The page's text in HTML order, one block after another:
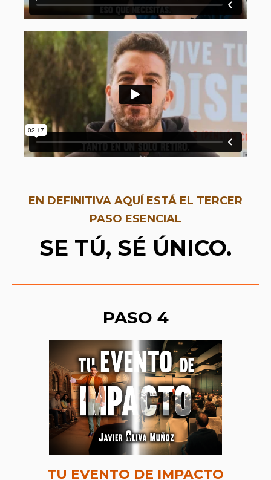
EN DEFINITIVA AQUÍ ESTÁ EL TERCER
PASO ESENCIAL
SE TÚ, SÉ ÚNICO.
PASO 4
TU EVENTO DE IMPACTO